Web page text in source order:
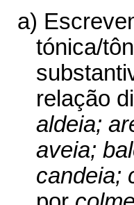
a)
tónica/
relação
aldeia;
aveia;
candeia;